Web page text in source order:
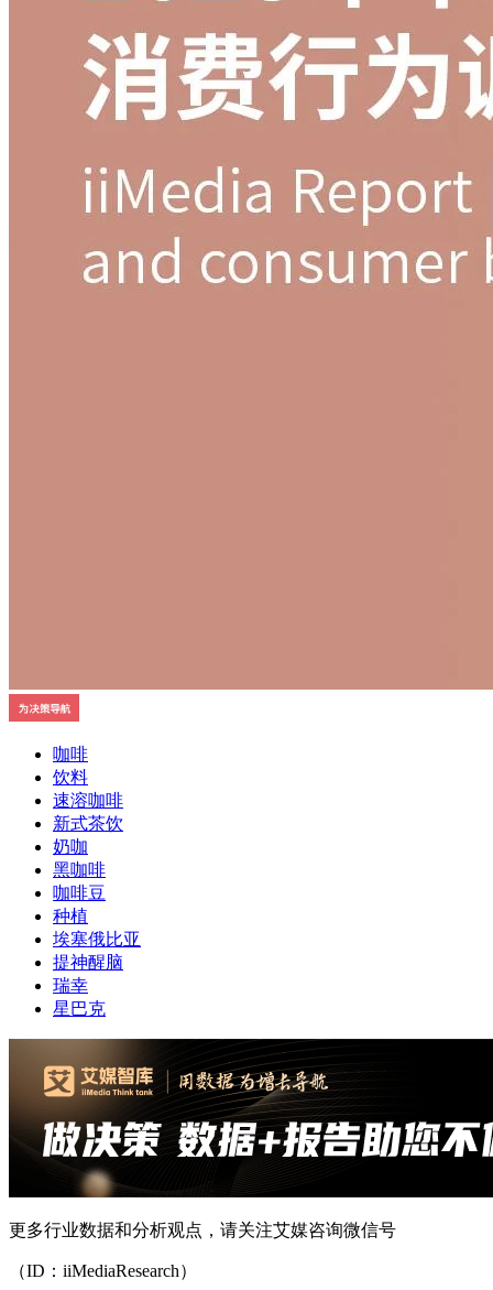
咖啡
饮料
速溶咖啡
新式茶饮
奶咖
黑咖啡
咖啡豆
种植
埃塞俄比亚
提神醒脑
瑞幸
星巴克
更多行业数据和分析观点，请关注艾媒咨询微信号
（ID：iiMediaResearch）